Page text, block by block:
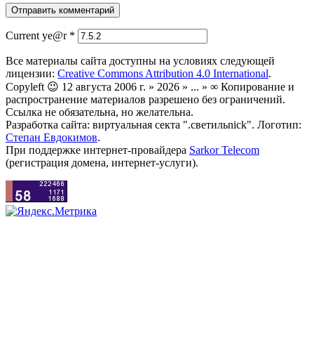
Current ye@r *
Все материалы сайта доступны на условиях следующей
лицензии: Creative Commons Attribution 4.0 International.
Copyleft 😉 12 августа 2006 г. » 2026 » ... » ∞ Копирование и
распространение материалов разрешено без ограничений.
Ссылка не обязательна, но желательна.
Разработка сайта: виртуальная секта ".светильnick". Логотип:
Степан Евдокимов.
При поддержке интернет-провайдера Sarkor Telecom
(регистрация домена, интернет-услуги).